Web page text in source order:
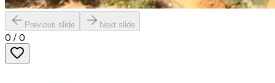
Previous slide Next slide
0 / 0